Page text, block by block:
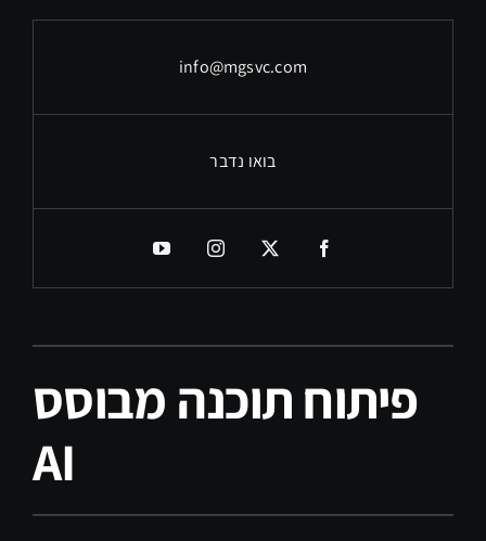
info@mgsvc.com
בואו נדבר
פיתוח תוכנה מבוסס
AI